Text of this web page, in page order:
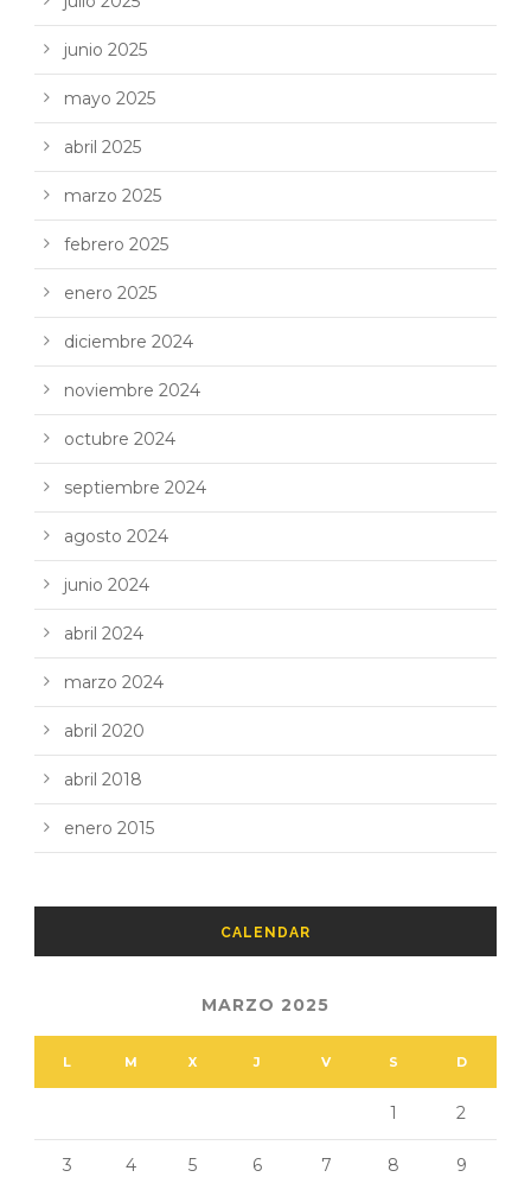
junio 2025
mayo 2025
abril 2025
marzo 2025
febrero 2025
enero 2025
diciembre 2024
noviembre 2024
octubre 2024
septiembre 2024
agosto 2024
junio 2024
abril 2024
marzo 2024
abril 2020
abril 2018
enero 2015
CALENDAR
MARZO 2025
L M X J V S D
1 2
3 4 5 6 7 8 9